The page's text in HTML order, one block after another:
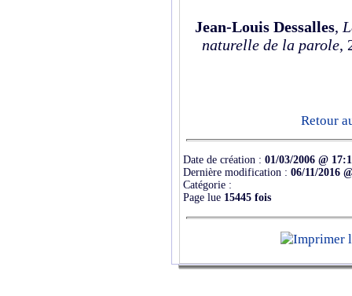
Jean-Louis Dessalles,
naturelle de la parole,
Retour
Date de création : 01/03/2006 @
Dernière modification : 06/11/2016
Catégorie :
Page lue 15445 fois